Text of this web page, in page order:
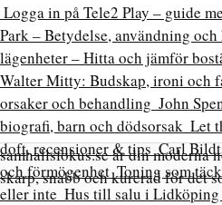
Logga in på Tele2 Play – guide
Park – Betydelse, användning
lägenheter – Hitta och jämför
Walter Mitty: Budskap, ironi och
orsaker och behandling John
biografi, barn och dödsorsak Let
doft, recensioner & tips Carl
och förmögenhet Toning som
eller inte Hus till salu i
samhallsfokus.se är din moderna
skarp, snabb och kurerad för det